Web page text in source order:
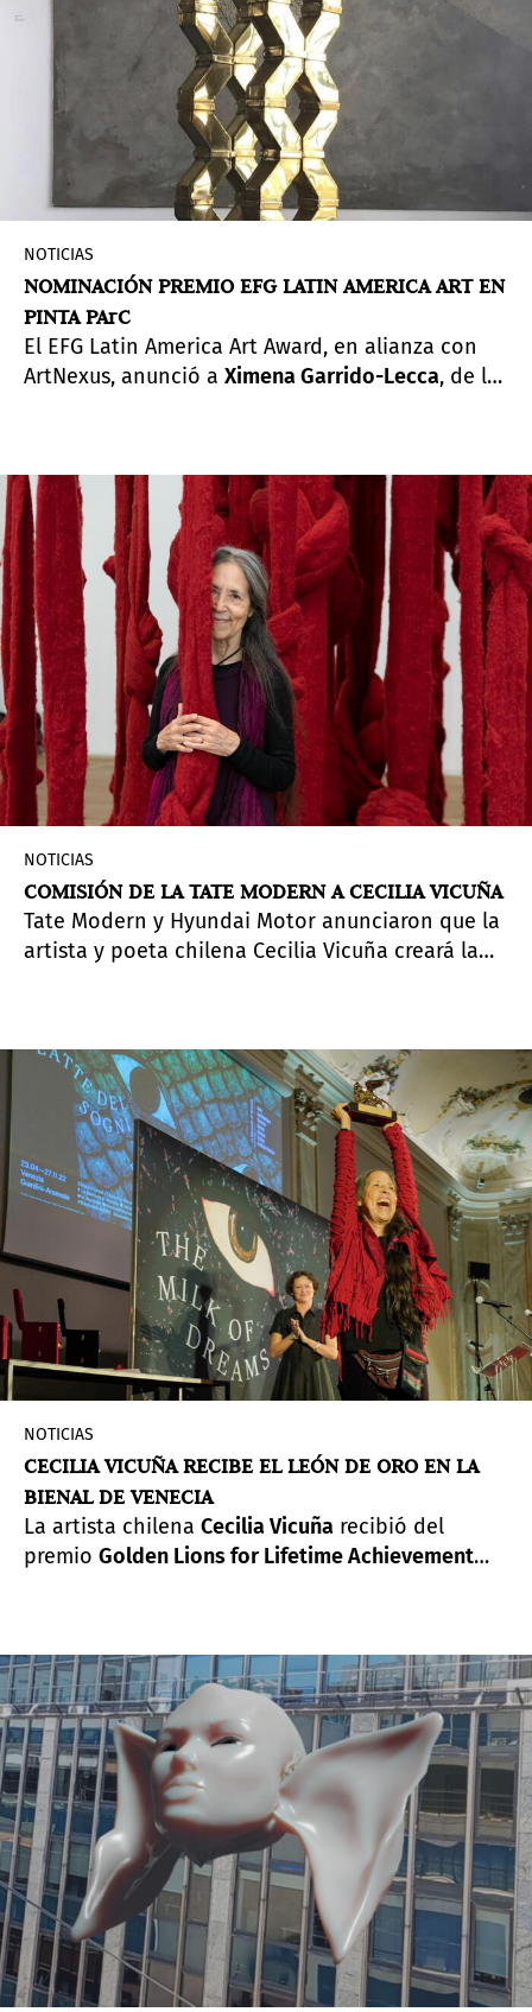
NOTICIAS
NOMINACIÓN PREMIO EFG LATIN AMERICA ART EN
PINTA PArC
El EFG Latin America Art Award, en alianza con
ArtNexus, anunció a Ximena Garrido-Lecca, de la
Pinta PArC con la colaboración de Magalí Arriola,
crítica de arte y curadora independiente, junto
con Celia Sredni de Birbragher, directora y
editora de ArtNexus.
NOTICIAS
COMISIÓN DE LA TATE MODERN A CECILIA VICUÑA
Tate Modern y Hyundai Motor anunciaron que la
artista y poeta chilena Cecilia Vicuña creará la
naturales y artesanías tradicionales. Vicuña, una
prolífica artista multidisciplinaria, explora las
preocupaciones urgentes de la ecología, la
comunidad y la justicia social. Su nuevo trabajo
site-specific para el Turbine Hall inaugurará el 11
de octubre de 2022.
NOTICIAS
CECILIA VICUÑA RECIBE EL LEÓN DE ORO EN LA
BIENAL DE VENECIA
La artista chilena Cecilia Vicuña recibió del
premio Golden Lions for Lifetime Achievement
sueños]